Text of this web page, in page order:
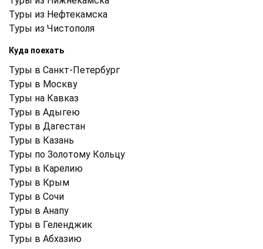
Туры из Нефтекамска
Туры из Чистополя
Куда поехать
Туры в Санкт-Петербург
Туры в Москву
Туры на Кавказ
Туры в Адыгею
Туры в Дагестан
Туры в Казань
Туры по Золотому Кольцу
Туры в Карелию
Туры в Крым
Туры в Cочи
Туры в Анапу
Туры в Геленджик
Туры в Абхазию